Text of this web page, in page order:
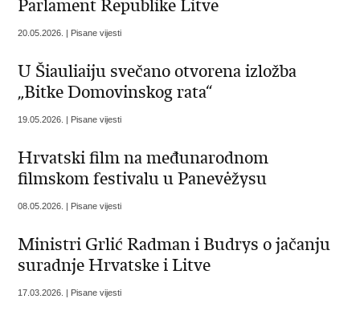
Parlament Republike Litve
20.05.2026. | Pisane vijesti
U Šiauliaiju svečano otvorena izložba
„Bitke Domovinskog rata“
19.05.2026. | Pisane vijesti
Hrvatski film na međunarodnom
filmskom festivalu u Panevėžysu
08.05.2026. | Pisane vijesti
Ministri Grlić Radman i Budrys o jačanju
suradnje Hrvatske i Litve
17.03.2026. | Pisane vijesti